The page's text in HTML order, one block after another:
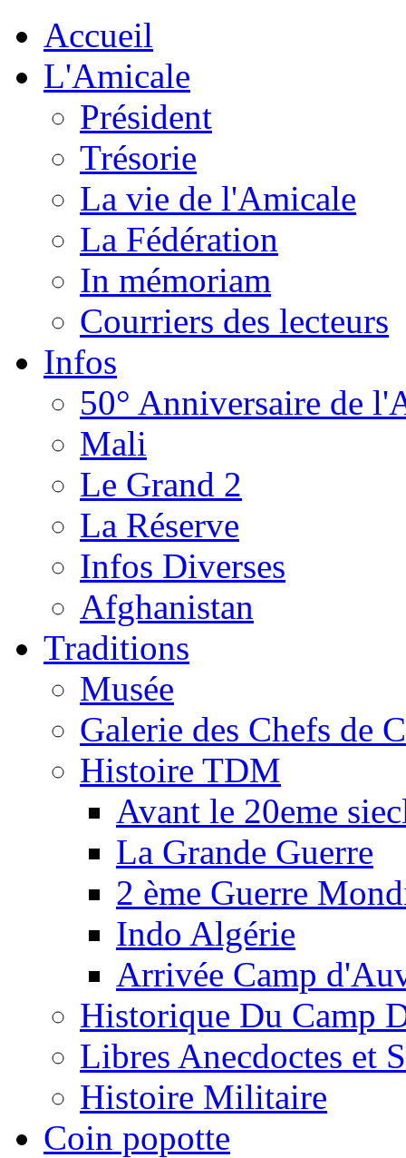
Accueil
L'Amicale
Président
Trésorie
La vie de l'Amicale
La Fédération
In mémoriam
Courriers des lecteurs
Infos
50° Anniversaire de
Mali
Le Grand 2
La Réserve
Infos Diverses
Afghanistan
Traditions
Musée
Galerie des Chefs de
Histoire TDM
Avant le 20eme
La Grande Guerre
2 ème Guerre
Indo Algérie
Arrivée Camp
Historique Du Camp
Libres Anecdoctes et
Histoire Militaire
Coin popotte